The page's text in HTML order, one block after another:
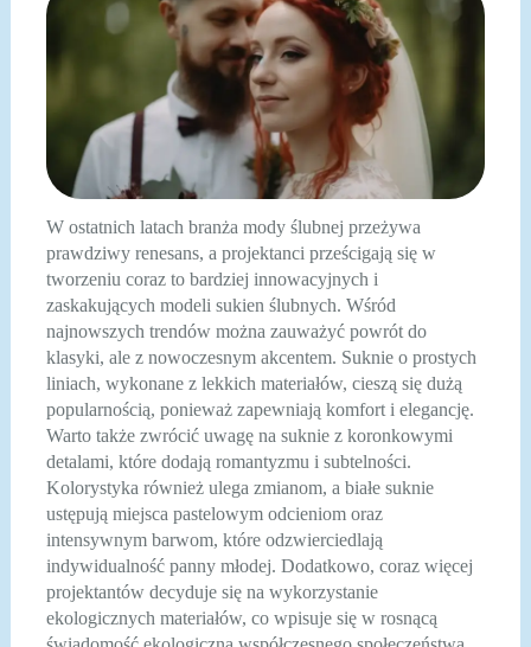
W ostatnich latach branża mody ślubnej przeżywa
prawdziwy renesans, a projektanci prześcigają się w
tworzeniu coraz to bardziej innowacyjnych i
zaskakujących modeli sukien ślubnych. Wśród
najnowszych trendów można zauważyć powrót do
klasyki, ale z nowoczesnym akcentem. Suknie o prostych
liniach, wykonane z lekkich materiałów, cieszą się dużą
popularnością, ponieważ zapewniają komfort i elegancję.
Warto także zwrócić uwagę na suknie z koronkowymi
detalami, które dodają romantyzmu i subtelności.
Kolorystyka również ulega zmianom, a białe suknie
ustępują miejsca pastelowym odcieniom oraz
intensywnym barwom, które odzwierciedlają
indywidualność panny młodej. Dodatkowo, coraz więcej
projektantów decyduje się na wykorzystanie
ekologicznych materiałów, co wpisuje się w rosnącą